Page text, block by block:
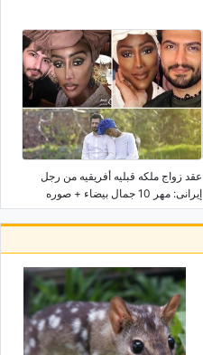
عقد زواج ملکه قبلیه أفریقیه من رجل
إیرانی: مهر 10 جمال بیضاء + صوره